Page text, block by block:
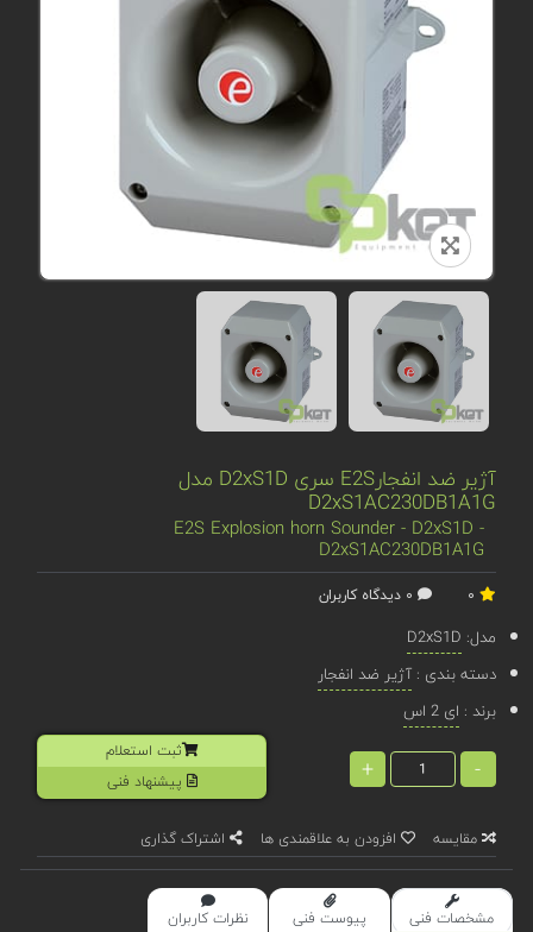
آژیر ضد انفجارE2S سری D2xS1D مدل
D2xS1AC230DB1A1G
E2S Explosion horn Sounder - D2xS1D -
D2xS1AC230DB1A1G
مدل: D2xS1D
دسته بندی :آژیر ضد انفجار
برند : ای 2 اس
-
+
ثبت استعلام
پیشنهاد فنی
مقایسه افزودن به علاقمندی ها اشتراک گذاری
مشخصات فنی پیوست فنی نظرات کاربران